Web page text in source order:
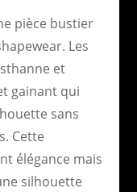
pièce bustier
Les
et
gainant qui
sans
Cette
élégance mais
silhouette